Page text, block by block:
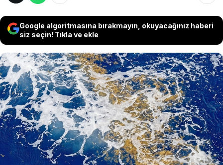
Google algoritmasına bırakmayın, okuyacağınız haberi
siz seçin! Tıkla ve ekle
Kuzey Atlantik Okyanusu’nun ortasında dört
büyük akıntının çevrelediği ve dünyada hiçbir
kara parçasına kıyısı bulunmayan tek su
kütlesi olan bu denizde yosun bilimsel verilere
göre 38 milyon tonla rekor seviyeye ulaştı.